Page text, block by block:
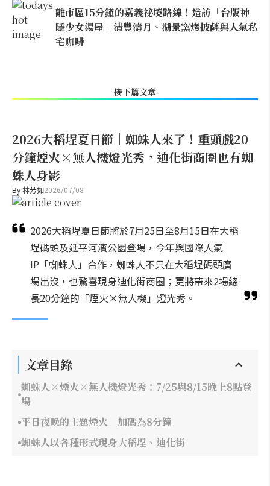
離市區15分鐘的嘉義祕境路線！造訪「台版神
隱少女湯屋」清豐濤月、湖景窯烤披薩與人氣私
宅咖啡
接下篇文章
2026大稻埕夏日節｜蜘蛛人來了！重頭戲20
分鐘煙火×無人機燈光秀，迪化街商圈也有蜘
蛛人身影
By林芳如2026/07/08
2026大稻埕夏日節將於7月25日至8月15日在大稻
埕碼頭及延平河濱公園登場，今年與國際人氣
IP「蜘蛛人」合作，蜘蛛人不只在大稻埕碼頭廣
場出沒，也驚喜現身迪化街商圈；更將帶來2場總
長20分鐘的「煙火×無人機」燈光秀。
文章目錄
蜘蛛人×煙火×無人機燈光秀：7/25與8/15晚上8點登
場
平日夜晚的主題煙火 加碼為8分鐘
蜘蛛人以各種形式現身大稻埕、迪化街